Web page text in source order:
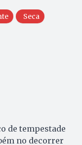
Seca
de tempestade
no decorrer